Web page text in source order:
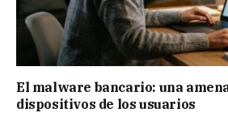
El malware bancario: una
dispositivos de los usuarios